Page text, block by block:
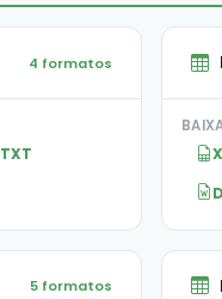
4 formatos
TXT
5 formatos